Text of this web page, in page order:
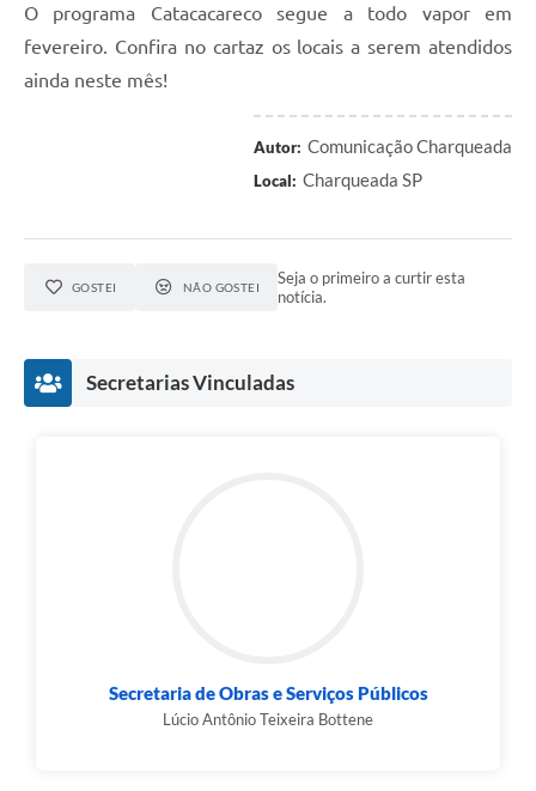
O programa Catacacareco segue a todo vapor em
fevereiro. Confira no cartaz os locais a serem atendidos
ainda neste mês!
Autor: Comunicação Charqueada
Local: Charqueada SP
GOSTEI NÃO GOSTEI
Seja o primeiro a curtir esta
notícia.
Secretarias Vinculadas
Secretaria de Obras e Serviços Públicos
Lúcio Antônio Teixeira Bottene